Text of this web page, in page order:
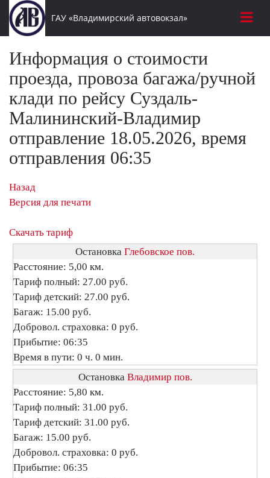
ГАУ «Владимирский автовокзал»
Информация о стоимости
проезда, провоза багажа/ручной
клади по рейсу Суздаль-
Малининский-Владимир
отправление 18.05.2026, время
отправления 06:35
Назад
Версия для печати
Скачать тариф
Остановка Глебовское пов.
Расстояние: 5,00 км.
Тариф полный: 27.00 руб.
Тариф детский: 27.00 руб.
Багаж: 15.00 руб.
Добровол. страховка: 0 руб.
Прибытие: 06:35
Время в пути: 0 ч. 0 мин.
Остановка Владимир пов.
Расстояние: 5,80 км.
Тариф полный: 31.00 руб.
Тариф детский: 31.00 руб.
Багаж: 15.00 руб.
Добровол. страховка: 0 руб.
Прибытие: 06:35